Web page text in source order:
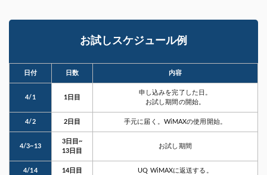
お試しスケジュール例
日付 日数 内容
4/1 1日目
申し込みを完了した日。
お試し期間の開始。
4/2 2日目 手元に届く。WiMAXの使用開始。
4/3~13
3日目~
13日目
お試し期間
4/14 14日目 UQ WiMAXに返送する。